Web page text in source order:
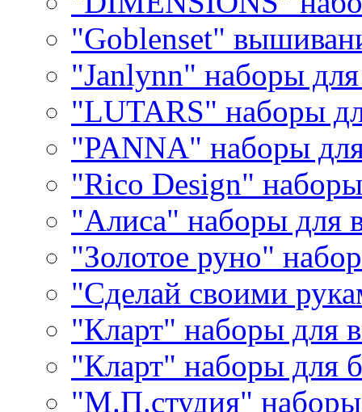
"Goblenset"
"Janlynn" наборы
"LUTARS" наборы
"PANNA" наборы
"Rico Design"
"Алиса" наборы для
"Золотое руно"
"Сделай своими
"Кларт" наборы для
"Кларт" наборы для
"М.П.студия"